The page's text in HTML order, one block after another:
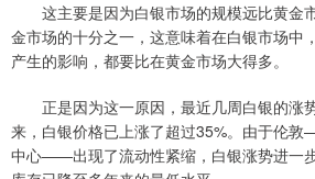
这主要是因为白银市场的规模远比黄金
金市场的十分之一，这意味着在白银市场中
产生的影响，都要比在黄金市场大得多。
正是因为这一原因，最近几周白银的涨
来，白银价格已上涨了超过35%。由于伦
中心——出现了流动性紧缩，白银涨势进一